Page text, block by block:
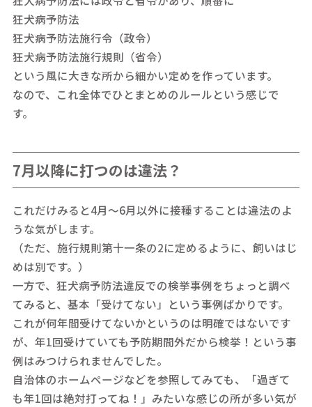
狂犬病予防法
狂犬病予防法施行令（政令）
狂犬病予防法施行規則（省令）
という風に大きな所から細かい定めを作っています。
なので、これ全体でひとまとめのルールという感じで
す。
7月以降に打つのは違法？
これだけみると4月～6月以外に接種することは違法のよ
うな気がします。
（ただ、施行規則第十一条の2に定めるように、飼いはじ
めは別です。）
一方で、狂犬病予防法違反での検挙事例をちょっと調べ
てみると、基本「受けてない」という事例ばかりです。
これが何年間受けてないかというのは明確ではないです
が、年1回受けていても予防期間外だから検挙！という事
例はみつけられませんでした。
自治体のホームページなどを参照してみても、「過ぎて
も年1回は絶対打ってね！」みたいな感じの所が多い気が